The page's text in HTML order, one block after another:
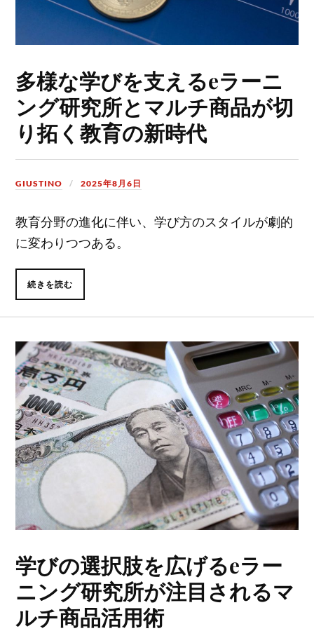
多様な学びを支えるeラーニ
ング研究所とマルチ商品が切
り拓く教育の新時代
GIUSTINO 2025年8月6日
教育分野の進化に伴い、学び方のスタイルが劇的
に変わりつつある。
続きを読む
学びの選択肢を広げるeラー
ニング研究所が注目されるマ
ルチ商品活用術